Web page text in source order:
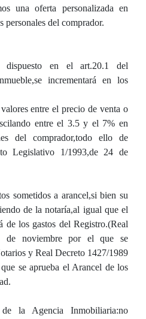
una oferta personalizada en
personales del comprador.
en el art.20.1 del
incrementará en los
entre el precio de venta o
entre el 3.5 y el 7% en
del comprador,todo ello de
Legislativo 1/1993,de 24 de
sometidos a arancel,si bien su
de la notaría,al igual que el
de los gastos del Registro.(Real
de noviembre por el que se
y Real Decreto 1427/1989
se aprueba el Arancel de los
de la Agencia Inmobiliaria:no